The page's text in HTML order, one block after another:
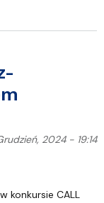
2024 - 19:14
kierownikiem
konkursie CALL